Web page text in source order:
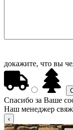
докажите, что вы
Спасибо за Ваше
Наш менеджер